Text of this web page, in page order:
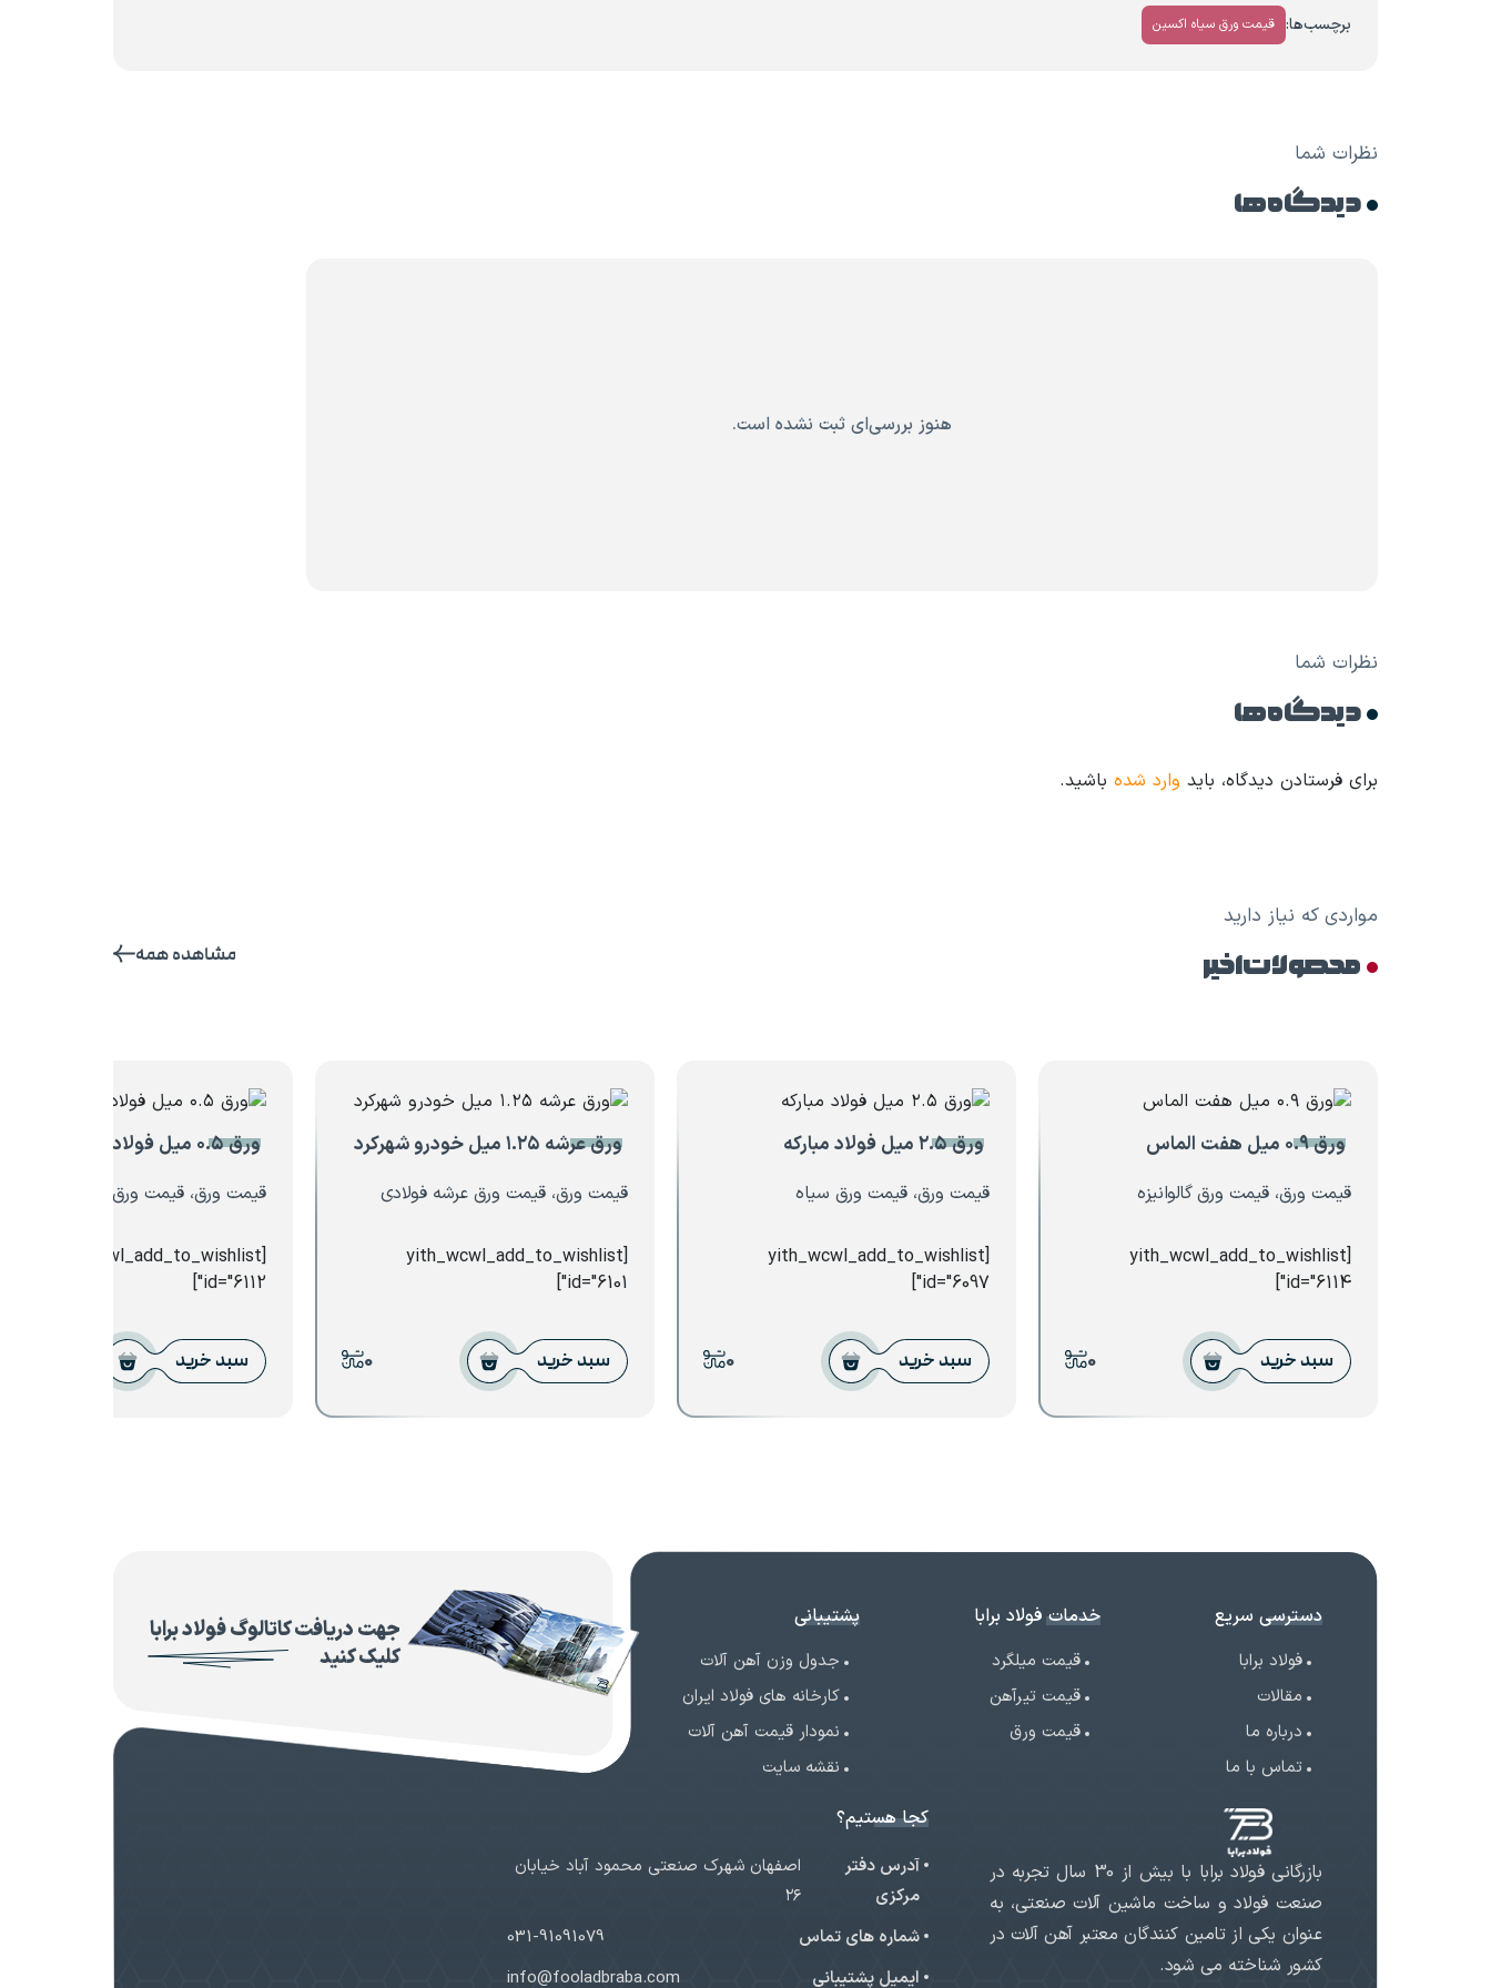
برچسب‌ها: قیمت ورق سیاه اکسین
نظرات شما
دیدگاه ها
هنوز بررسی‌ای ثبت نشده است.
نظرات شما
دیدگاه ها
برای فرستادن دیدگاه، باید وارد شده باشید.
مواردی که نیاز دارید
محصولات اخیر مشاهده همه
ورق ۰.۹ میل هفت الماس
قیمت ورق، قیمت ورق گالوانیزه
[yith_wcwl_add_to_wishlist
id="6114"]
سبد خرید 0
ورق ۲.۵ میل فولاد مبارکه
قیمت ورق، قیمت ورق سیاه
[yith_wcwl_add_to_wishlist
id="6097"]
سبد خرید 0
ورق عرشه ۱.۲۵ میل خودرو شهرکرد
قیمت ورق، قیمت ورق عرشه فولادی
[yith_wcwl_add_to_wishlist
id="6101"]
سبد خرید 0
ورق ۰.۵ میل فولاد مبارکه
قیمت ورق، قیمت ورق گالوانیزه
[yith_wcwl_add_to_wishlist
id="6112"]
سبد خرید
جهت دریافت کاتالوگ فولاد برابا
کلیک کنید
دسترسی سریع
فولاد برابا
مقالات
درباره ما
تماس با ما
خدمات فولاد برابا
قیمت میلگرد
قیمت تیرآهن
قیمت ورق
پشتیبانی
جدول وزن آهن آلات
کارخانه های فولاد ایران
نمودار قیمت آهن آلات
نقشه سایت
بازرگانی فولاد برابا با بیش از 30 سال تجربه در
صنعت فولاد و ساخت ماشین آلات صنعتی، به
عنوان یکی از تامین کنندگان معتبر آهن آلات در
کشور شناخته می شود.
کجا هستیم؟
آدرس دفتر
مرکزی
اصفهان شهرک صنعتی محمود آباد خیابان
۲۶
شماره های تماس
031-91091079
ایمیل پشتیبانی
info@fooladbraba.com